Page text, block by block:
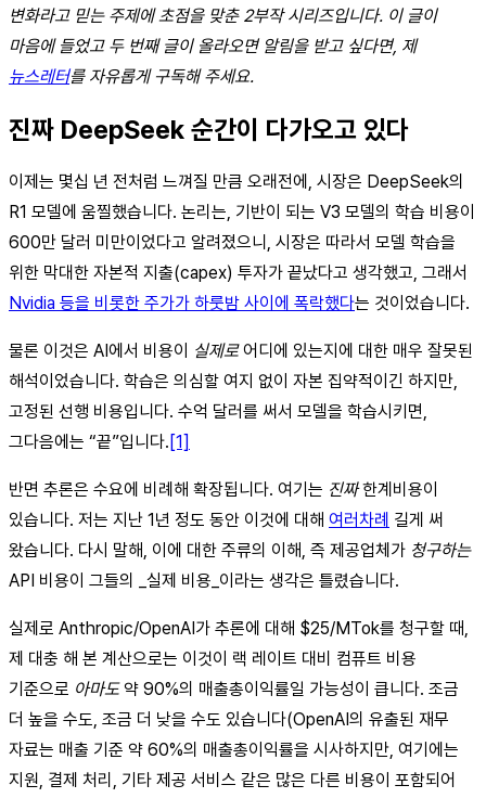
변화라고 믿는 주제에 초점을 맞춘 2부작 시리즈입니다. 이 글이
마음에 들었고 두 번째 글이 올라오면 알림을 받고 싶다면, 제
뉴스레터를 자유롭게 구독해 주세요.
진짜 DeepSeek 순간이 다가오고 있다
이제는 몇십 년 전처럼 느껴질 만큼 오래전에, 시장은 DeepSeek의
R1 모델에 움찔했습니다. 논리는, 기반이 되는 V3 모델의 학습 비용이
600만 달러 미만이었다고 알려졌으니, 시장은 따라서 모델 학습을
위한 막대한 자본적 지출(capex) 투자가 끝났다고 생각했고, 그래서
Nvidia 등을 비롯한 주가가 하룻밤 사이에 폭락했다는 것이었습니다.
물론 이것은 AI에서 비용이 실제로어디에 있는지에 대한 매우 잘못된
해석이었습니다. 학습은 의심할 여지 없이 자본 집약적이긴 하지만,
고정된 선행 비용입니다. 수억 달러를 써서 모델을 학습시키면,
그다음에는 “끝”입니다. [1]
반면 추론은 수요에 비례해 확장됩니다. 여기는 진짜한계비용이
있습니다. 저는 지난 1년 정도 동안 이것에 대해 여러차례 길게 써
왔습니다. 다시 말해, 이에 대한 주류의 이해, 즉 제공업체가 청구하는
API 비용이 그들의 _실제 비용_이라는 생각은 틀렸습니다.
실제로 Anthropic/OpenAI가 추론에 대해 $25/MTok를 청구할 때,
제 대충 해 본 계산으로는 이것이 랙 레이트 대비 컴퓨트 비용
기준으로 아마도약 90%의 매출총이익률일 가능성이 큽니다. 조금
더 높을 수도, 조금 더 낮을 수도 있습니다(OpenAI의 유출된 재무
자료는 매출 기준 약 60%의 매출총이익률을 시사하지만, 여기에는
지원, 결제 처리, 기타 제공 서비스 같은 많은 다른 비용이 포함되어